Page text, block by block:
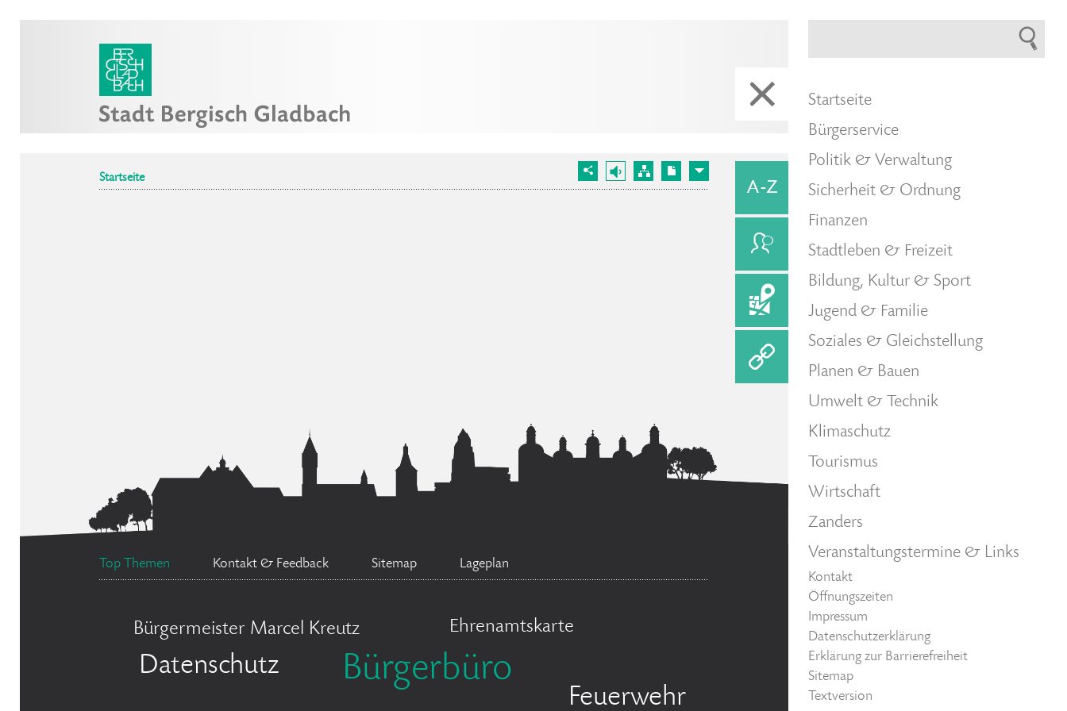
Startseite
Top Themen Kontakt & Feedback Sitemap Lageplan
Bürgermeister Marcel Kreutz Ehrenamtskarte
Datenschutz Bürgerbüro
Feuerwehr
Startseite
Bürgerservice
Politik & Verwaltung
Sicherheit & Ordnung
Finanzen
Stadtleben & Freizeit
Bildung, Kultur & Sport
Jugend & Familie
Soziales & Gleichstellung
Planen & Bauen
Umwelt & Technik
Klimaschutz
Tourismus
Wirtschaft
Zanders
Veranstaltungstermine & Links
Kontakt
Öffnungszeiten
Impressum
Datenschutzerklärung
Erklärung zur Barrierefreiheit
Sitemap
Textversion